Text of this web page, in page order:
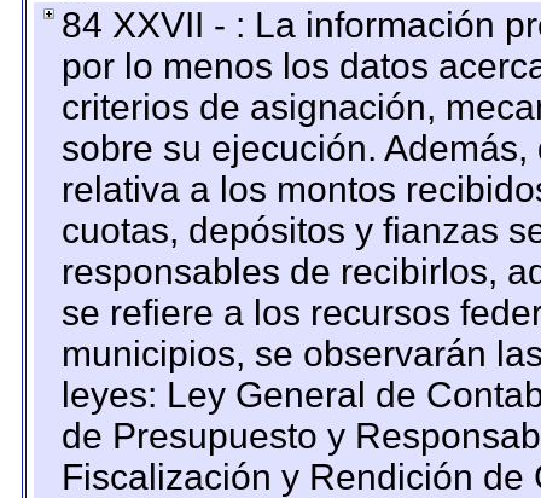
84 XXVII - : La información
por lo menos los datos
criterios de asignación,
sobre su ejecución.
relativa a los montos
cuotas, depósitos y fianzas
responsables de recibirlos,
se refiere a los recursos
municipios, se observarán
leyes: Ley General de
de Presupuesto y
Fiscalización y Rendición